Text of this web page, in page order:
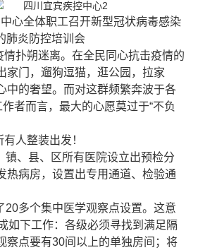
心全体职工召开新型冠状病毒感染
肺炎防控培训会
情扑朔迷离。在全民同心抗击疫情的
家门，遛狗逗猫，逛公园，拉家
中的奢望。而对这群频繁奔波于各
作者而言，最大的心愿莫过于“不负
人整装出发！
镇、县、区所有医院设立出预检分
热病房，设置出专用通道、检验通
20多个集中医学观察点设置。这意
如下工作：各级必须寻找到满足隔
察点要有30间以上的单独房间；将